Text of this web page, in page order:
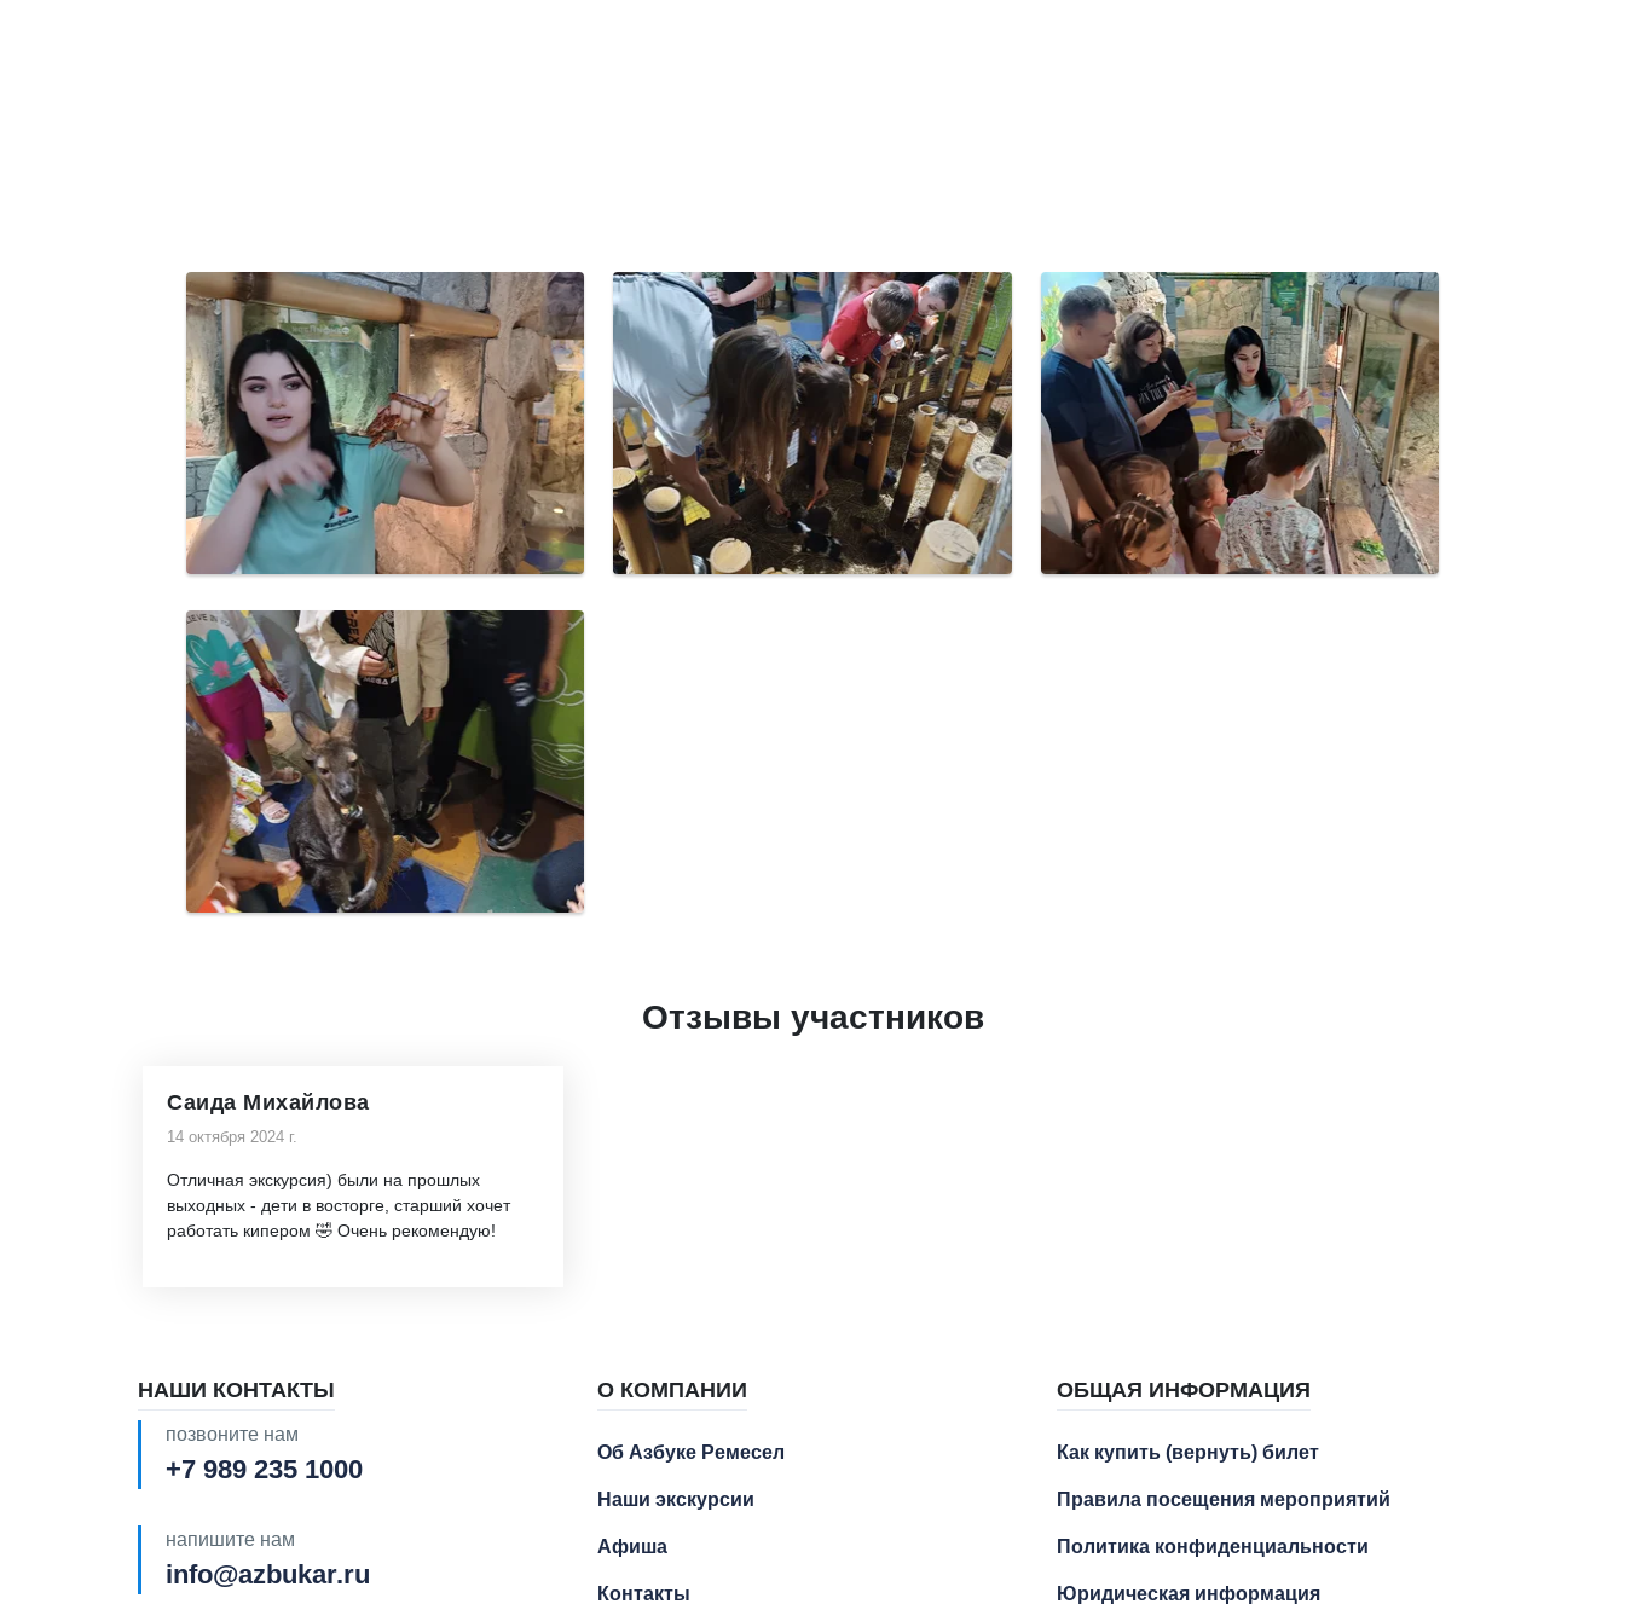
Отзывы участников
Саида Михайлова
14 октября 2024 г.
Отличная экскурсия) были на прошлых
выходных - дети в восторге, старший хочет
работать кипером 🤣 Очень рекомендую!
НАШИ КОНТАКТЫ
позвоните нам
+7 989 235 1000
напишите нам
info@azbukar.ru
О КОМПАНИИ
Об Азбуке Ремесел
Наши экскурсии
Афиша
Контакты
ОБЩАЯ ИНФОРМАЦИЯ
Как купить (вернуть) билет
Правила посещения мероприятий
Политика конфиденциальности
Юридическая информация